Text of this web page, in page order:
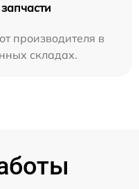
производителя в
складах.